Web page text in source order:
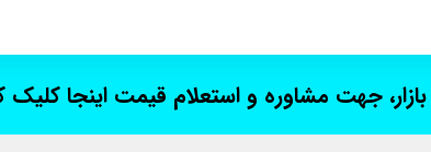
جهت مشاوره و استعلام قیمت اینجا کلیک